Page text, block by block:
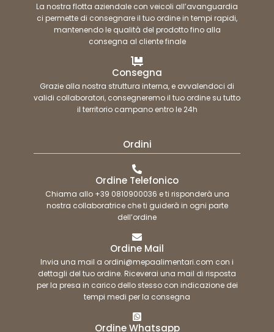
La nostra flotta aziendale con veicoli all’avanguardia
ci permette di consegnare il tuo ordine in tempi rapidi,
mantenendo le qualità del prodotto fino alla
consegna al cliente finale
Consegna
Grazie alla nostra struttura interna, e avvalendoci di
validi collaboratori, consegneremo il tuo ordine su tutto
il territorio campano entro le 24h
Ordini
Ordine Telefonico
Chiama allo +39 0810900036 e ti risponderà una
nostra collaboratrice che ti guiderà in ogni parte
dell’ordine
Ordine Mail
Invia una mail a ordini@mepaalimentari.com con i
dettagli del tuo ordine. Riceverai una mail di risposta
per la presa in carico dello stesso con indicazione dei
tempi medi per la consegna
Ordine Whatsapp